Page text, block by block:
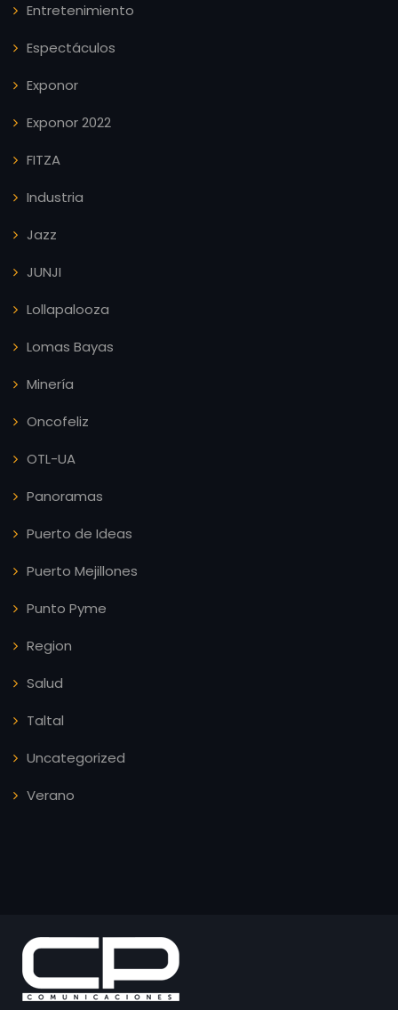
Entretenimiento
Espectáculos
Exponor
Exponor 2022
FITZA
Industria
Jazz
JUNJI
Lollapalooza
Lomas Bayas
Minería
Oncofeliz
OTL-UA
Panoramas
Puerto de Ideas
Puerto Mejillones
Punto Pyme
Region
Salud
Taltal
Uncategorized
Verano